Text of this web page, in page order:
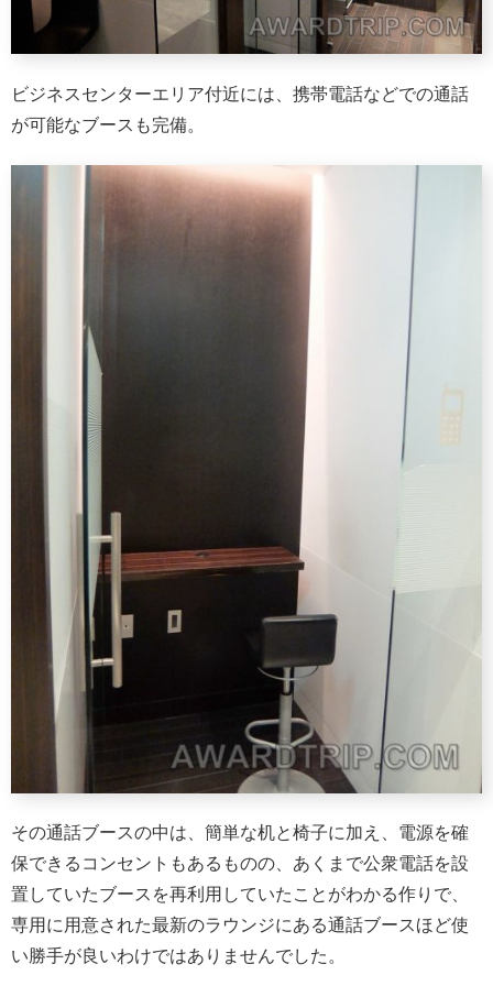
ビジネスセンターエリア付近には、携帯電話などでの通話
が可能なブースも完備。
その通話ブースの中は、簡単な机と椅子に加え、電源を確
保できるコンセントもあるものの、あくまで公衆電話を設
置していたブースを再利用していたことがわかる作りで、
専用に用意された最新のラウンジにある通話ブースほど使
い勝手が良いわけではありませんでした。